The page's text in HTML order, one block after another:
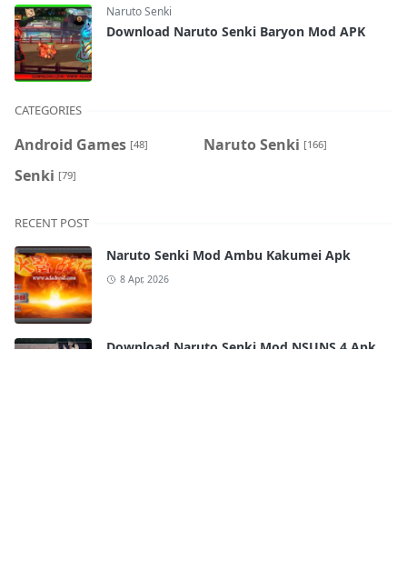
Naruto Senki
Download Naruto Senki Baryon Mod APK
CATEGORIES
Android Games [48] Naruto Senki [166]
Senki [79]
RECENT POST
Naruto Senki Mod Ambu Kakumei Apk
8 Apr, 2026
Download Naruto Senki Mod NSUNS 4 Apk